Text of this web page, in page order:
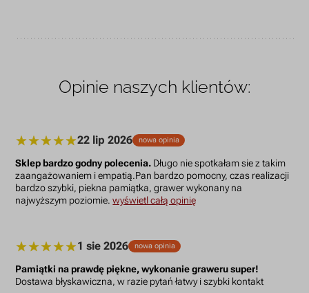
Opinie naszych klientów:
22 lip 2026 nowa opinia
Sklep bardzo godny polecenia. Długo nie spotkałam sie z takim
zaangażowaniem i empatią.Pan bardzo pomocny, czas realizacji
bardzo szybki, piekna pamiątka, grawer wykonany na
najwyższym poziomie.wyświetl całą opinię
1 sie 2026 nowa opinia
Pamiątki na prawdę piękne, wykonanie graweru super!
Dostawa błyskawiczna, w razie pytań łatwy i szybki kontakt